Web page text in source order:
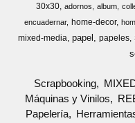
30x30 adornos album
encuadernar
home-decor
mixed-media papel papeles
Scrapbooking
Máquinas y Vinilos
Papelería